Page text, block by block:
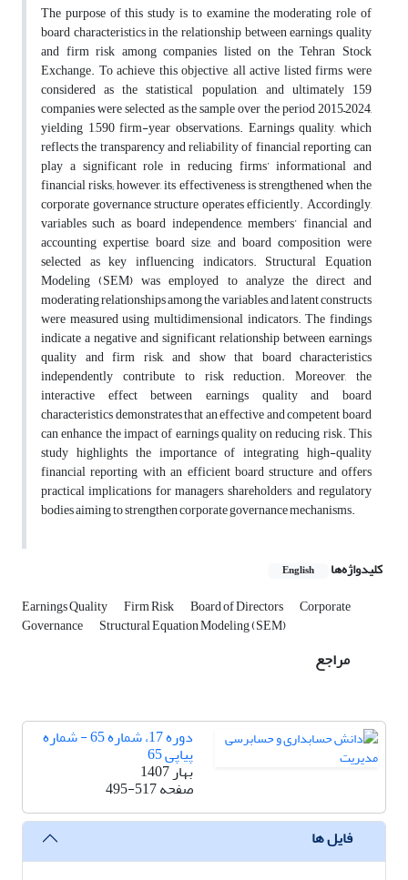
The purpose of this study is to examine the moderating role of
board characteristics in the relationship between earnings quality
and firm risk among companies listed on the Tehran Stock
Exchange. To achieve this objective, all active listed firms were
considered as the statistical population, and ultimately 159
companies were selected as the sample over the period 2015–2024,
yielding 1,590 firm-year observations. Earnings quality, which
reflects the transparency and reliability of financial reporting, can
play a significant role in reducing firms’ informational and
financial risks; however, its effectiveness is strengthened when the
corporate governance structure operates efficiently. Accordingly,
variables such as board independence, members’ financial and
accounting expertise, board size, and board composition were
selected as key influencing indicators. Structural Equation
Modeling (SEM) was employed to analyze the direct and
moderating relationships among the variables, and latent constructs
were measured using multidimensional indicators. The findings
indicate a negative and significant relationship between earnings
quality and firm risk, and show that board characteristics
independently contribute to risk reduction. Moreover, the
interactive effect between earnings quality and board
characteristics demonstrates that an effective and competent board
can enhance the impact of earnings quality on reducing risk. This
study highlights the importance of integrating high-quality
financial reporting with an efficient board structure and offers
practical implications for managers, shareholders, and regulatory
bodies aiming to strengthen corporate governance mechanisms.
کلیدواژه‌ها English
Earnings Quality Firm Risk Board of Directors Corporate
Governance Structural Equation Modeling (SEM)
مراجع
دوره 17، شماره 65 - شماره
پیاپی 65
بهار 1407
صفحه495-517
فایل ها